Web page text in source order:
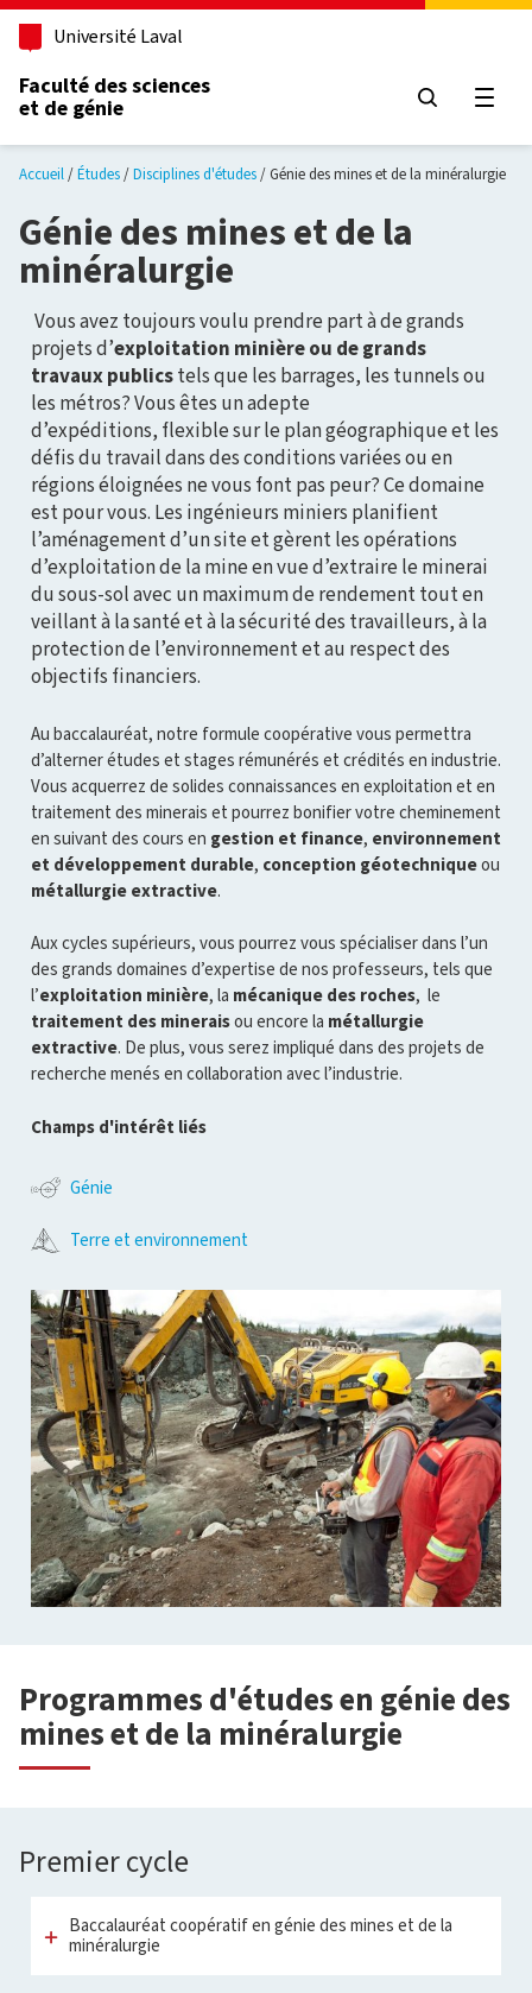
Aller au contenu principal
Université Laval
Faculté des sciences
et de génie
Accueil Études Disciplines d'études Génie des mines et de la minéralurgie
Génie des mines et de la
minéralurgie
Vous avez toujours voulu prendre part à de grands
projets d’exploitation minière ou de grands
travaux publicstels que les barrages, les tunnels ou
les métros? Vous êtes un adepte
d’expéditions, flexible sur le plan géographique et les
défis du travail dans des conditions variées ou en
régions éloignées ne vous font pas peur? Ce domaine
est pour vous. Les ingénieurs miniers planifient
l’aménagement d’un site et gèrent les opérations
d’exploitation de la mine en vue d’extraire le minerai
du sous-sol avec un maximum de rendement tout en
veillant à la santé et à la sécurité des travailleurs, à la
protection de l’environnement et au respect des
objectifs financiers.
Au baccalauréat, notre formule coopérative vous permettra
d’alterner études et stages rémunérés et crédités en industrie.
Vous acquerrez de solides connaissances en exploitation et en
traitement des minerais et pourrez bonifier votre cheminement
en suivant des cours en gestion et finance, environnement
et développement durable, conception géotechniqueou
métallurgie extractive.
Aux cycles supérieurs, vous pourrez vous spécialiser dans l’un
des grands domaines d’expertise de nos professeurs, tels que
l’exploitation minière, la mécanique des roches, le
traitement des mineraisou encore la métallurgie
extractive. De plus, vous serez impliqué dans des projets de
recherche menés en collaboration avec l’industrie.
Champs d'intérêt liés
Génie
Terre et environnement
Programmes d'études en génie des
mines et de la minéralurgie
Premier cycle
Baccalauréat coopératif en génie des mines et de la
minéralurgie